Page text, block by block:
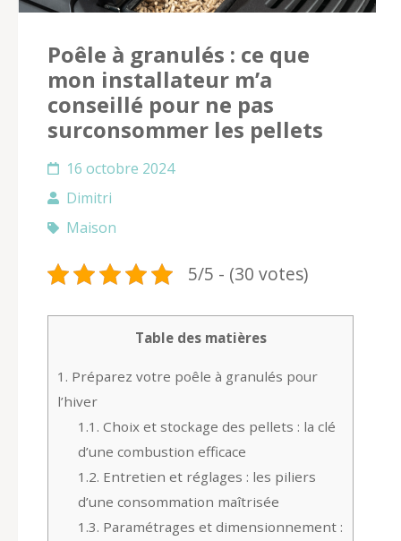
Poêle à granulés : ce que
mon installateur m’a
conseillé pour ne pas
surconsommer les pellets
16 octobre 2024
Dimitri
Maison
5/5 - (30 votes)
Table des matières
1. Préparez votre poêle à granulés pour
l’hiver
1.1. Choix et stockage des pellets : la clé
d’une combustion efficace
1.2. Entretien et réglages : les piliers
d’une consommation maîtrisée
1.3. Paramétrages et dimensionnement :